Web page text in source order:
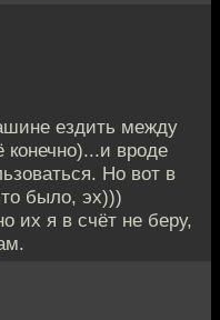
ездить между
вроде
Но вот в
было, эх)))
их я в счёт не беру,